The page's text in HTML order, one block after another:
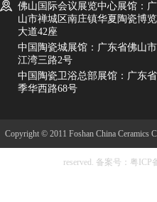
佛山国际会议展览中心展馆：
山市禅城区南庄镇华夏陶瓷博
大道42座
中国陶瓷城展馆：广东省佛山
江湾三路2号
中国陶瓷卫浴总部展馆：广东
季华西路68号
Copyright © 2011 Foshan China Ceramics
reserved. 备案号：粤ICP